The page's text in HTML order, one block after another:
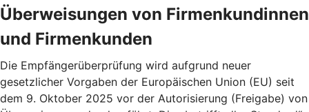
Überweisungen von Firmenkundinnen
und Firmenkunden
Die Empfängerüberprüfung wird aufgrund neuer
gesetzlicher Vorgaben der Europäischen Union (EU) seit
dem 9. Oktober 2025 vor der Autorisierung (Freigabe) von